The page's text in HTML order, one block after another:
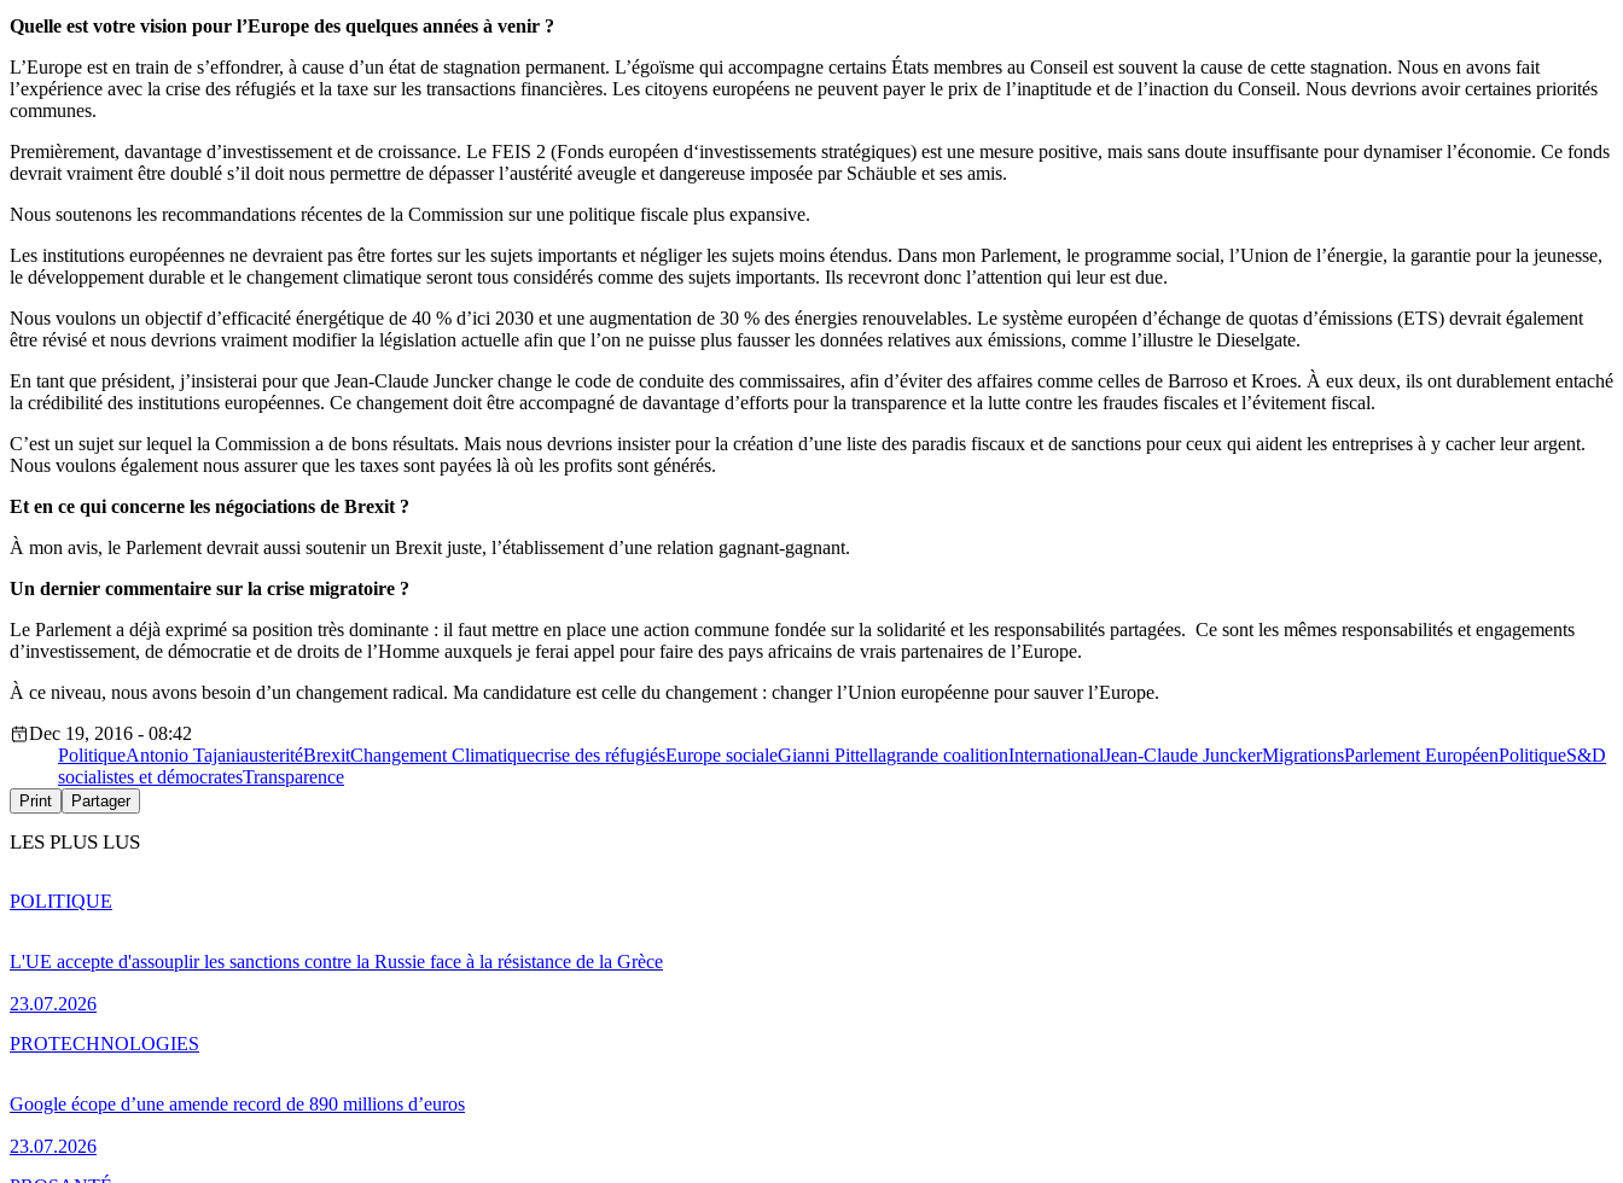
Quelle est votre vision pour l’Europe des quelques années à venir ?
L’Europe est en train de s’effondrer, à cause d’un état de stagnation permanent. L’égoïsme qui accompagne certains États membres au Conseil est souvent la cause de cette stagnation. Nous en avons fait
l’expérience avec la crise des réfugiés et la taxe sur les transactions financières. Les citoyens européens ne peuvent payer le prix de l’inaptitude et de l’inaction du Conseil. Nous devrions avoir certaines priorités
communes.
Premièrement, davantage d’investissement et de croissance. Le FEIS 2 (Fonds européen d‘investissements stratégiques) est une mesure positive, mais sans doute insuffisante pour dynamiser l’économie. Ce fonds
devrait vraiment être doublé s’il doit nous permettre de dépasser l’austérité aveugle et dangereuse imposée par Schäuble et ses amis.
Nous soutenons les recommandations récentes de la Commission sur une politique fiscale plus expansive.
Les institutions européennes ne devraient pas être fortes sur les sujets importants et négliger les sujets moins étendus. Dans mon Parlement, le programme social, l’Union de l’énergie, la garantie pour la jeunesse,
le développement durable et le changement climatique seront tous considérés comme des sujets importants. Ils recevront donc l’attention qui leur est due.
Nous voulons un objectif d’efficacité énergétique de 40 % d’ici 2030 et une augmentation de 30 % des énergies renouvelables. Le système européen d’échange de quotas d’émissions (ETS) devrait également
être révisé et nous devrions vraiment modifier la législation actuelle afin que l’on ne puisse plus fausser les données relatives aux émissions, comme l’illustre le Dieselgate.
En tant que président, j’insisterai pour que Jean-Claude Juncker change le code de conduite des commissaires, afin d’éviter des affaires comme celles de Barroso et Kroes. À eux deux, ils ont durablement entaché
la crédibilité des institutions européennes. Ce changement doit être accompagné de davantage d’efforts pour la transparence et la lutte contre les fraudes fiscales et l’évitement fiscal.
C’est un sujet sur lequel la Commission a de bons résultats. Mais nous devrions insister pour la création d’une liste des paradis fiscaux et de sanctions pour ceux qui aident les entreprises à y cacher leur argent.
Nous voulons également nous assurer que les taxes sont payées là où les profits sont générés.
Et en ce qui concerne les négociations de Brexit ?
À mon avis, le Parlement devrait aussi soutenir un Brexit juste, l’établissement d’une relation gagnant-gagnant.
Un dernier commentaire sur la crise migratoire ?
Le Parlement a déjà exprimé sa position très dominante : il faut mettre en place une action commune fondée sur la solidarité et les responsabilités partagées. Ce sont les mêmes responsabilités et engagements
d’investissement, de démocratie et de droits de l’Homme auxquels je ferai appel pour faire des pays africains de vrais partenaires de l’Europe.
À ce niveau, nous avons besoin d’un changement radical. Ma candidature est celle du changement : changer l’Union européenne pour sauver l’Europe.
Dec 19, 2016 - 08:42
PolitiqueAntonio TajaniausteritéBrexitChangement Climatiquecrise des réfugiésEurope socialeGianni Pittellagrande coalitionInternationalJean-Claude JunckerMigrationsParlement EuropéenPolitiqueS&D
socialistes et démocratesTransparence
Print Partager
LES PLUS LUS
L'UE accepte d'assouplir les sanctions contre la Russie face à la résistance de la Grèce
23.07.2026
POLITIQUE
Google écope d’une amende record de 890 millions d’euros
23.07.2026
PROTECHNOLOGIES